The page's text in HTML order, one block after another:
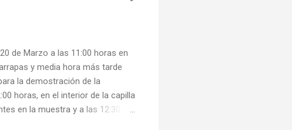
de Marzo a las 11:00 horas en
y media hora más tarde
la demostración de la
horas, en el interior de la capilla
en la muestra y a las 12:30